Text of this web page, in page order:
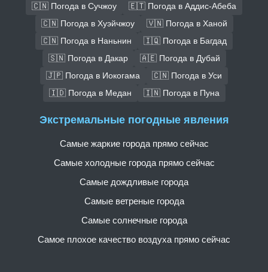
🇨🇳 Погода в Сучжоу
🇪🇹 Погода в Аддис-Абеба
🇨🇳 Погода в Хуэйчжоу
🇻🇳 Погода в Ханой
🇨🇳 Погода в Наньнин
🇮🇶 Погода в Багдад
🇸🇳 Погода в Дакар
🇦🇪 Погода в Дубай
🇯🇵 Погода в Иокогама
🇨🇳 Погода в Уси
🇮🇩 Погода в Медан
🇮🇳 Погода в Пуна
Экстремальные погодные явления
Самые жаркие города прямо сейчас
Самые холодные города прямо сейчас
Самые дождливые города
Самые ветреные города
Самые солнечные города
Самое плохое качество воздуха прямо сейчас